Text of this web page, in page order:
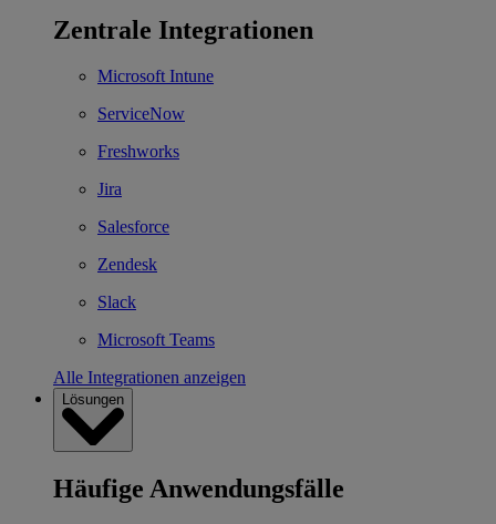
Zentrale Integrationen
Microsoft Intune
ServiceNow
Freshworks
Jira
Salesforce
Zendesk
Slack
Microsoft Teams
Alle Integrationen anzeigen
Lösungen
Häufige Anwendungsfälle